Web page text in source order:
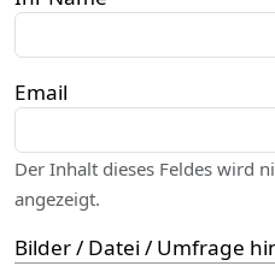
Email
Der Inhalt dieses Feldes wird
angezeigt.
Bilder / Datei / Umfrage